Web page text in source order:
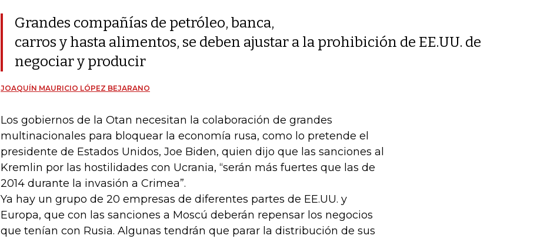
Grandes compañías de petróleo, banca,
carros y hasta alimentos, se deben ajustar a la prohibición de EE.UU. de
negociar y producir
JOAQUÍN MAURICIO LÓPEZ BEJARANO
Los gobiernos de la Otan necesitan la colaboración de grandes
multinacionales para bloquear la economía rusa, como lo pretende el
presidente de Estados Unidos, Joe Biden, quien dijo que las sanciones al
Kremlin por las hostilidades con Ucrania, “serán más fuertes que las de
2014 durante la invasión a Crimea”.
Ya hay un grupo de 20 empresas de diferentes partes de EE.UU. y
Europa, que con las sanciones a Moscú deberán repensar los negocios
que tenían con Rusia. Algunas tendrán que parar la distribución de sus